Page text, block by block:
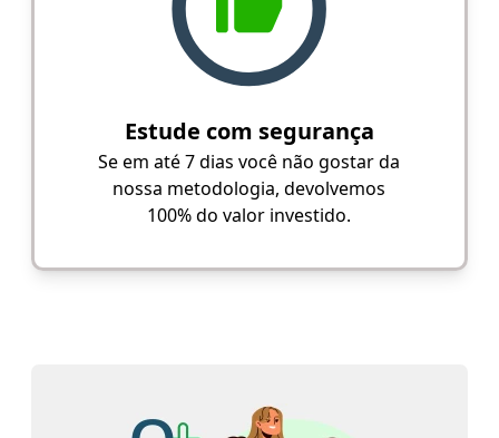
Estude com segurança
Se em até 7 dias você não gostar da
nossa metodologia, devolvemos
100% do valor investido.